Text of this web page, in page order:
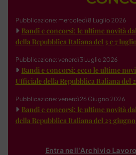
Pubblicazione: mercoledì 8 Luglio 2026
Bandi e concorsi: le ultime novità
della Repubblica Italiana del 3 e 7
Pubblicazione: venerdì 3 Luglio 2026
Bandi e concorsi: ecco le ultime
Ufficiale della Repubblica Italiana del
Pubblicazione: venerdì 26 Giugno 2026
Bandi e concorsi: le ultime novità
della Repubblica Italiana del 23
Entra nell'Archivio